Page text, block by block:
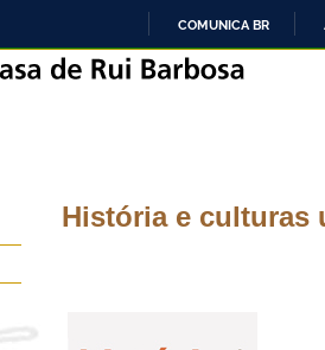
COMUNICA BR
História e culturas